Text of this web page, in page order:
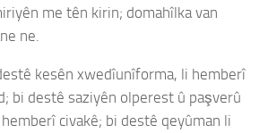
me tên kirin; domahîlka van
ne.
kesên xwedîunîforma, li hemberî
bi destê saziyên olperest û paşverû
civakê; bi destê qeyûman li